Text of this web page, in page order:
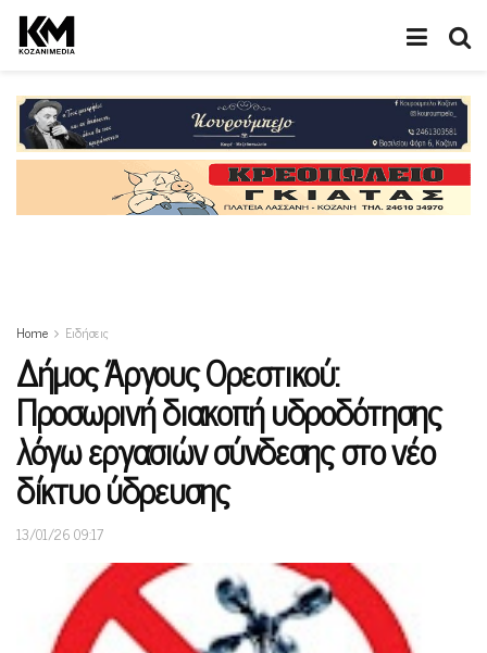
Home Ειδήσεις
Δήμος Άργους Ορεστικού:
Προσωρινή διακοπή υδροδότησης
λόγω εργασιών σύνδεσης στο νέο
δίκτυο ύδρευσης
13/01/26 09:17